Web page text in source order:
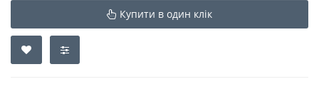
Купити в один клік